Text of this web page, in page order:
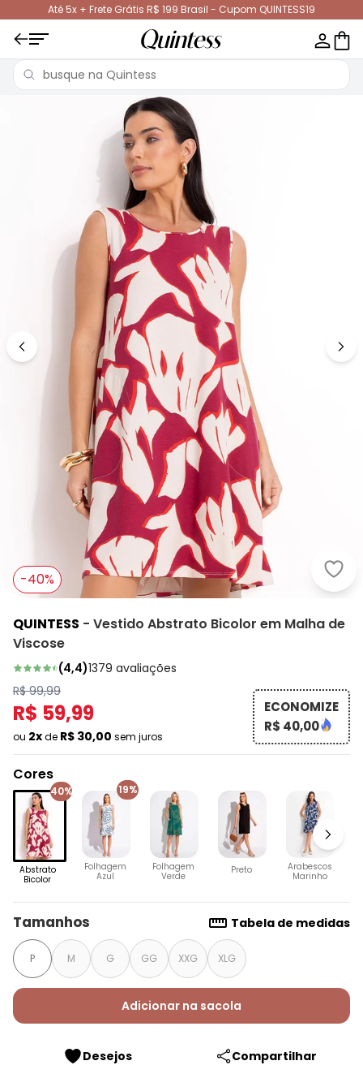
Até 5x + Frete Grátis R$ 199 Brasil - Cupom QUINTESS19
-40%
QUINTESS - Vestido Abstrato Bicolor em Malha de
Viscose
(4,4)1379 avaliações
R$ 99,99
R$ 59,99
ou 2xde R$ 30,00 sem juros
ECONOMIZE
R$ 40,00
Cores
40%
Abstrato
Bicolor
19%
Folhagem
Azul
Folhagem
Verde
Preto
Arabescos
Marinho
Tamanhos Tabela de medidas
P M G GG XXG XLG
Adicionar na sacola
Desejos Compartilhar